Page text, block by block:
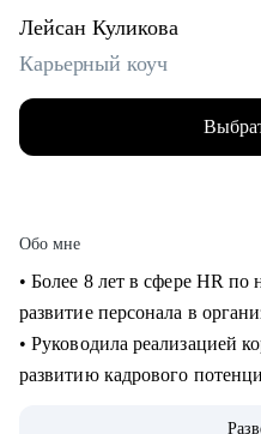
Лейсан Куликова
Карьерный коуч
Обо мне
• Более 8 лет в сфере HR
развитие персонала в
• Руководила реализацией
развитию кадрового